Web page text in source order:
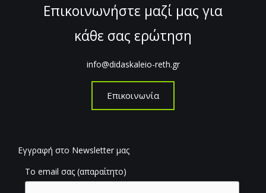
Επικοινωνήστε μαζί μας για
κάθε σας ερώτηση
info@didaskaleio-reth.gr
Επικοινωνία
Εγγραφή στο Newsletter μας
Το email σας (απαραίτητο)